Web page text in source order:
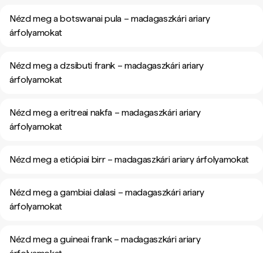
Nézd meg a botswanai pula – madagaszkári ariary
árfolyamokat
Nézd meg a dzsibuti frank – madagaszkári ariary
árfolyamokat
Nézd meg a eritreai nakfa – madagaszkári ariary
árfolyamokat
Nézd meg a etiópiai birr – madagaszkári ariary árfolyamokat
Nézd meg a gambiai dalasi – madagaszkári ariary
árfolyamokat
Nézd meg a guineai frank – madagaszkári ariary